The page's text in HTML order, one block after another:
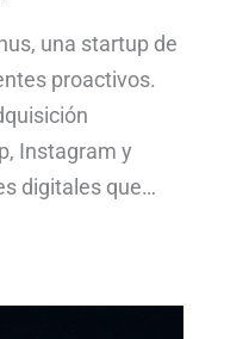
una startup de
proactivos.
Instagram y
digitales que…